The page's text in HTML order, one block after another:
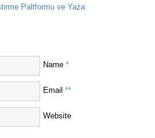
Paltformu ve Yaza
Name *
Email **
Website